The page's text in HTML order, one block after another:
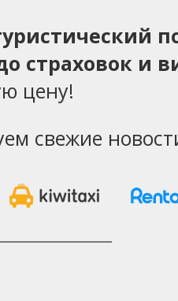
страховок и
цену!
свежие